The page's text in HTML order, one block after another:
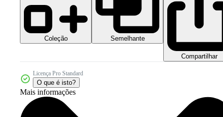
Coleção Semelhante
Compartilhar
Licença Pro Standard
O que é isto?
Mais informações